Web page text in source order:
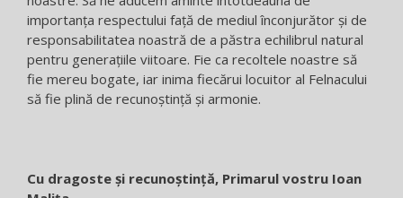
importanța respectului față de mediul înconjurător și de
responsabilitatea noastră de a păstra echilibrul natural
pentru generațiile viitoare. Fie ca recoltele noastre să
fie mereu bogate, iar inima fiecărui locuitor al Felnacului
să fie plină de recunoștință și armonie.
Cu dragoste și recunoștință, Primarul vostru Ioan